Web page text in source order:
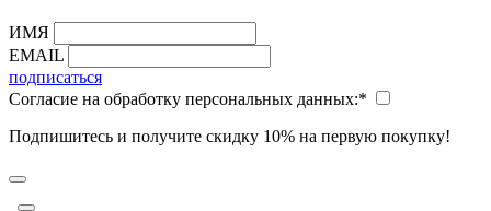
ИМЯ
EMAIL
подписаться
Согласие на обработку персональных данных:*
Подпишитесь и получите скидку 10% на первую покупку!